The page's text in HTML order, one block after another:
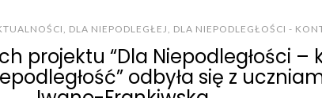
DLA NIEPODLEGŁEJ DLA NIEPODLEGŁOŚCI -
projektu “Dla Niepodległości –
odbyła się z